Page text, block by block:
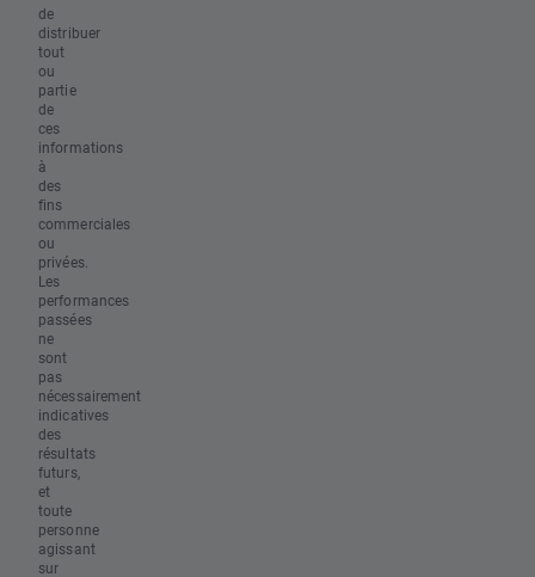
de
distribuer
tout
ou
partie
de
ces
informations
à
des
fins
commerciales
ou
privées.
Les
performances
passées
ne
sont
pas
nécessairement
indicatives
des
résultats
futurs,
et
toute
personne
agissant
sur